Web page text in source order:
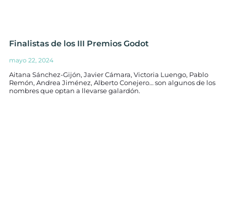
Finalistas de los III Premios Godot
mayo 22, 2024
Aitana Sánchez-Gijón, Javier Cámara, Victoria Luengo, Pablo
Remón, Andrea Jiménez, Alberto Conejero… son algunos de los
nombres que optan a llevarse galardón.